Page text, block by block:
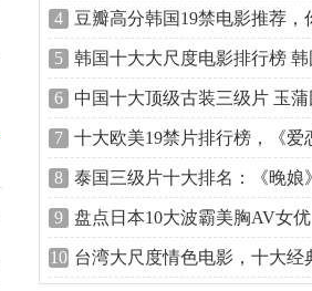
4 豆瓣高分韩国19禁电影推荐，你看
5 韩国十大大尺度电影排行榜 韩国19
6 中国十大顶级古装三级片 玉蒲团系
7 十大欧美19禁片排行榜，《爱恋》排
8 泰国三级片十大排名：《晚娘》上榜
9 盘点日本10大波霸美胸AV女优
10 台湾大尺度情色电影，十大经典台湾